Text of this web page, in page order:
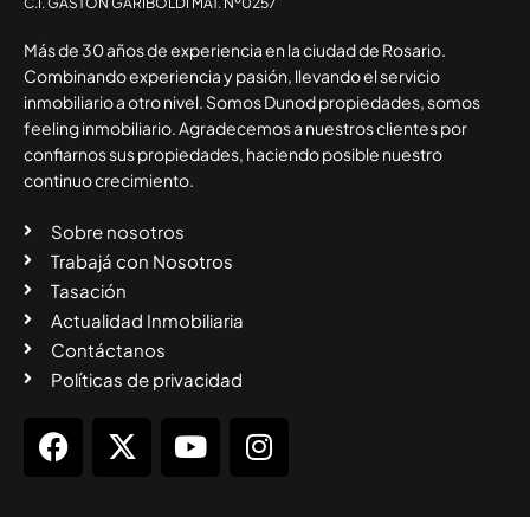
Más de 30 años de experiencia en la ciudad de Rosario.
Combinando experiencia y pasión, llevando el servicio
inmobiliario a otro nivel. Somos Dunod propiedades, somos
feeling inmobiliario. Agradecemos a nuestros clientes por
confiarnos sus propiedades, haciendo posible nuestro
continuo crecimiento.
Sobre nosotros
Trabajá con Nosotros
Tasación
Actualidad Inmobiliaria
Contáctanos
Políticas de privacidad